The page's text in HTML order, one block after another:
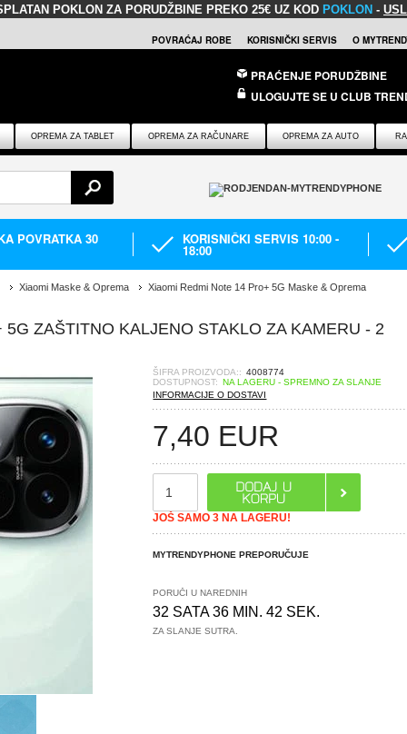
POKLON ZA PORUDŽBINE PREKO 25€ UZ KOD POKLON -
POVRAĆAJ ROBE KORISNIČKI SERVIS O
PRAĆENJE PORUDŽBINE
ULOGUJTE SE U CLUB
OPREMA ZA TABLET OPREMA ZA RAČUNARE OPREMA ZA AUTO
POVRATKA 30 KORISNIČKI SERVIS 10:00 -
18:00
Xiaomi Maske & Oprema Xiaomi Redmi Note 14 Pro+ 5G Maske & Oprema
ZAŠTITNO KALJENO STAKLO ZA KAMERU - 2
ŠIFRA PROIZVODA:: 4008774
DOSTUPNOST: NA LAGERU - SPREMNO ZA SLANJE
INFORMACIJE O DOSTAVI
7,40 EUR
JOŠ SAMO 3 NA LAGERU!
MYTRENDYPHONE PREPORUČUJE
PORUČI U NAREDNIH
32 SATA 36 MIN. 42 SEK.
ZA SLANJE SUTRA.